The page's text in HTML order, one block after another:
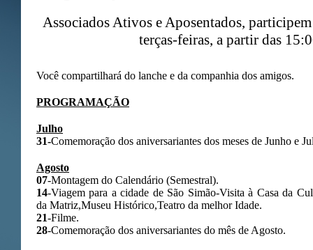
Associados Ativos e Aposentados,
terças-feiras, a partir das
Você compartilhará do lanche e da companhia dos amigos.
PROGRAMAÇÃO
Julho
31-Comemoração dos aniversariantes dos meses de Junho e
Agosto
07-Montagem do Calendário (Semestral).
14-Viagem para a cidade de São Simão-Visita à Casa da
da Matriz,Museu Histórico,Teatro da melhor Idade.
21-Filme.
28-Comemoração dos aniversariantes do mês de Agosto.